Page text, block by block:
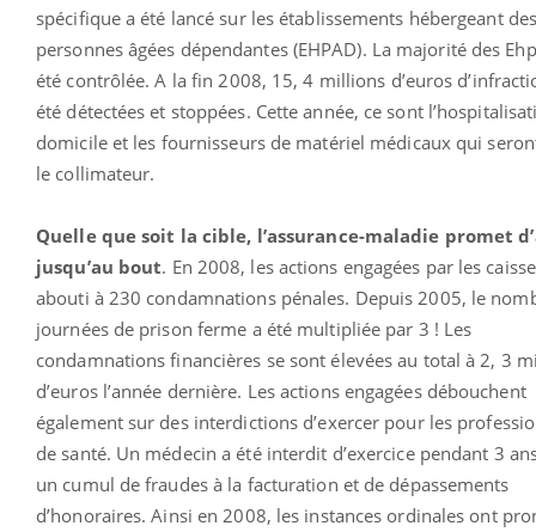
spécifique a été lancé sur les établissements hébergeant
personnes âgées dépendantes (EHPAD). La majorité des
été contrôlée. A la fin 2008, 15, 4 millions d’euros
été détectées et stoppées. Cette année, ce sont
domicile et les fournisseurs de matériel médicaux qui
le collimateur.
Quelle que soit la cible, l’assurance-maladie promet
jusqu’au bout. En 2008, les actions engagées par les
abouti à 230 condamnations pénales. Depuis 2005, le
journées de prison ferme a été multipliée par 3 ! Les
condamnations financières se sont élevées au total à 2, 3
d’euros l’année dernière. Les actions engagées débouchent
également sur des interdictions d’exercer pour les
de santé. Un médecin a été interdit d’exercice pendant 3
un cumul de fraudes à la facturation et de dépassements
d’honoraires. Ainsi en 2008, les instances ordinales ont